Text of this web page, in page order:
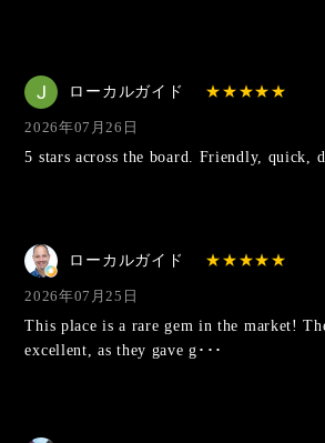
ローカルガイド
2026年07月26日
5 stars across the board. Friendly, quick,
ローカルガイド
2026年07月25日
This place is a rare gem in the market!
excellent, as they gave g･･･